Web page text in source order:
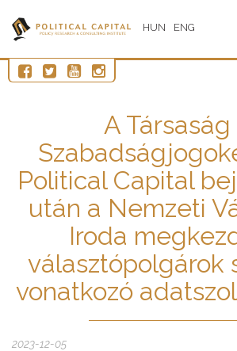
HUN ENG
A Társaság
Political Capital
után a Nemzeti
Iroda
választópolgárok
vonatkozó
2023-12-05